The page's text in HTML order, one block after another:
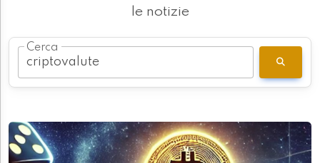
le notizie
Cerca